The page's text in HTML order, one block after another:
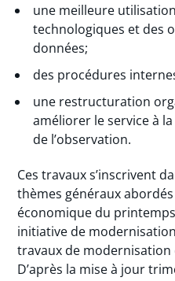
une meilleure
technologiques et des
données;
des procédures
une restructuration
améliorer le service à
de l’observation.
Ces travaux s’inscrivent
thèmes généraux
économique du
initiative de
travaux de modernisation
D’après la mise à jour